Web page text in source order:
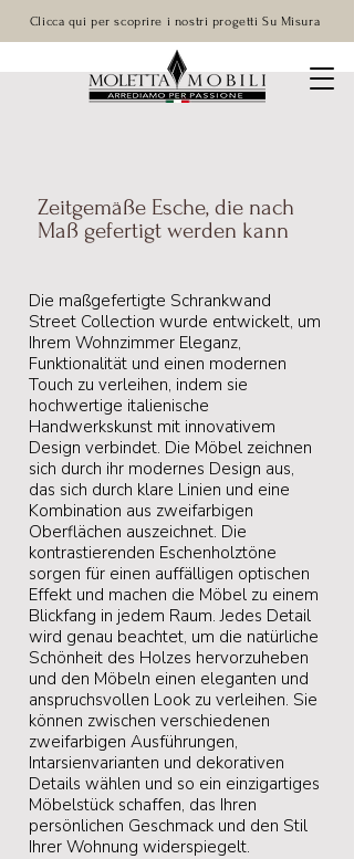
Clicca qui per scoprire i nostri progetti Su Misura
Zeitgemäße Esche, die nach
Maß gefertigt werden kann
Die maßgefertigte Schrankwand
Street Collection wurde entwickelt, um
Ihrem Wohnzimmer Eleganz,
Funktionalität und einen modernen
Touch zu verleihen, indem sie
hochwertige italienische
Handwerkskunst mit innovativem
Design verbindet. Die Möbel zeichnen
sich durch ihr modernes Design aus,
das sich durch klare Linien und eine
Kombination aus zweifarbigen
Oberflächen auszeichnet. Die
kontrastierenden Eschenholztöne
sorgen für einen auffälligen optischen
Effekt und machen die Möbel zu einem
Blickfang in jedem Raum. Jedes Detail
wird genau beachtet, um die natürliche
Schönheit des Holzes hervorzuheben
und den Möbeln einen eleganten und
anspruchsvollen Look zu verleihen. Sie
können zwischen verschiedenen
zweifarbigen Ausführungen,
Intarsienvarianten und dekorativen
Details wählen und so ein einzigartiges
Möbelstück schaffen, das Ihren
persönlichen Geschmack und den Stil
Ihrer Wohnung widerspiegelt.